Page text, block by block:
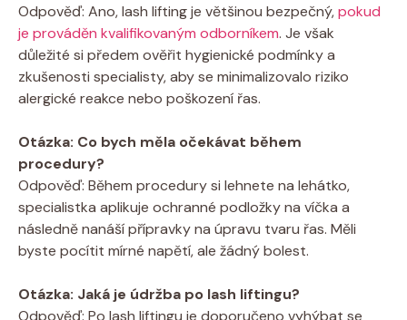
Odpověď: Ano, lash lifting je většinou bezpečný,pokud
je prováděn kvalifikovaným odborníkem. Je však
důležité si předem ověřit hygienické podmínky a
zkušenosti specialisty, aby se minimalizovalo riziko
alergické reakce nebo poškození řas.
Otázka: Co bych měla očekávat během
procedury?
Odpověď: Během procedury si lehnete na lehátko,
specialistka aplikuje ochranné podložky na víčka a
následně nanáší přípravky na úpravu tvaru řas. Měli
byste pocítit mírné napětí, ale žádný bolest.
Otázka: Jaká je údržba po lash liftingu?
Odpověď: Po lash liftingu je doporučeno vyhýbat se